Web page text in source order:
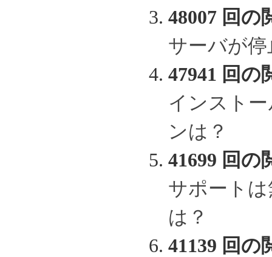
48007 回の
サーバが
47941 回の
インスト
ンは？
41699 回の
サポート
は？
41139 回の